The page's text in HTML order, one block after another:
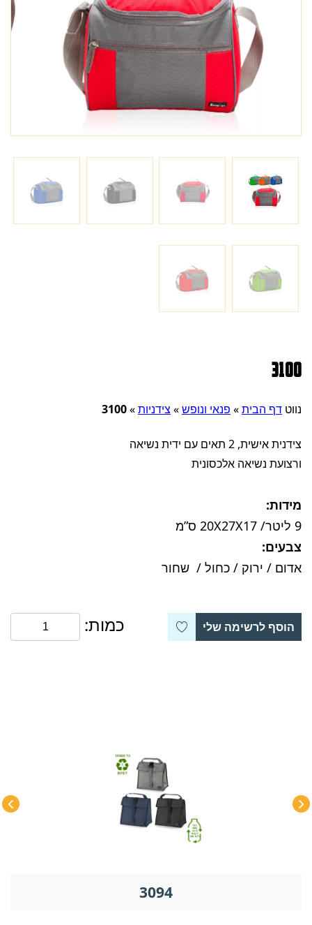
3100
נווט דף הבית» פנאי ונופש» צידניות»
3100
צידנית אישית, 2 תאים עם ידית נשיאה
ורצועת נשיאה אלכסונית
מידות:
9 ליטר/ 20X27X17 ס”מ
צבעים:
אדום / ירוק / כחול / שחור
הוסף לרשימה שלי כמות:
3094